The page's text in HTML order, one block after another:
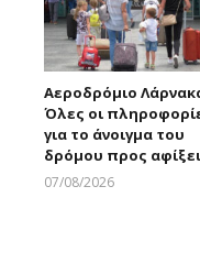
Αεροδρόμιο
Όλες οι
για το άνοιγμα του
δρόμου προς
07/08/2026